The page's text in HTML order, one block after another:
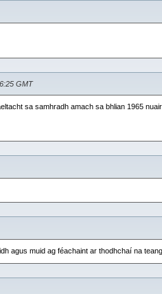
GMT
sa samhradh amach sa bhlian 1965
agus muid ag féachaint ar thodhchaí na